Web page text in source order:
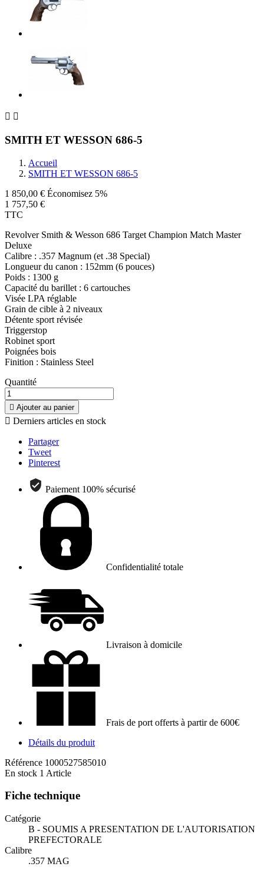
 
SMITH ET WESSON 686-5
Accueil
SMITH ET WESSON 686-5
1 850,00 € Économisez 5%
1 757,50 €
TTC
Revolver Smith & Wesson 686 Target Champion Match Master
Deluxe
Calibre : .357 Magnum (et .38 Special)
Longueur du canon : 152mm (6 pouces)
Poids : 1300 g
Capacité du barillet : 6 cartouches
Visée LPA réglable
Grain de cible à 2 niveaux
Détente sport révisée
Triggerstop
Robinet sport
Poignées bois
Finition : Stainless Steel
Quantité
 Ajouter au panier
 Derniers articles en stock
Partager
Tweet
Pinterest
Paiement 100% sécurisé
Confidentialité totale
Livraison à domicile
Frais de port offerts à partir de 600€
Détails du produit
Référence 1000527585010
En stock 1 Article
Fiche technique
Catégorie
B - SOUMIS A PRESENTATION DE L'AUTORISATION
PREFECTORALE
Calibre
.357 MAG